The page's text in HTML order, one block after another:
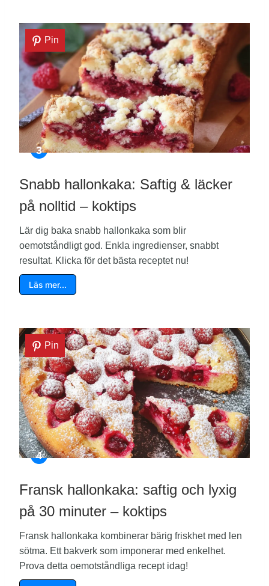
Pin
Snabb hallonkaka: Saftig & läcker
på nolltid – koktips
Lär dig baka snabb hallonkaka som blir
oemotståndligt god. Enkla ingredienser, snabbt
resultat. Klicka för det bästa receptet nu!
Läs mer…
Pin
Fransk hallonkaka: saftig och lyxig
på 30 minuter – koktips
Fransk hallonkaka kombinerar bärig friskhet med len
sötma. Ett bakverk som imponerar med enkelhet.
Prova detta oemotståndliga recept idag!